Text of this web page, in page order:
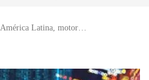
América Latina, motor…